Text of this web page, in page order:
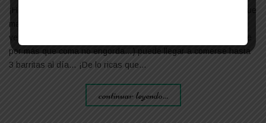
más he preparado las últimas semanas: barritas de proteína
veganas. Y si la preparo tantas veces es porque mi marido (que
por más que coma no engorda…) puede llegar a comerse hasta
3 barritas al día… ¡De lo ricas que…
continuar leyendo...